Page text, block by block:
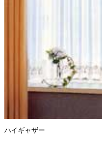
ハイギャザー